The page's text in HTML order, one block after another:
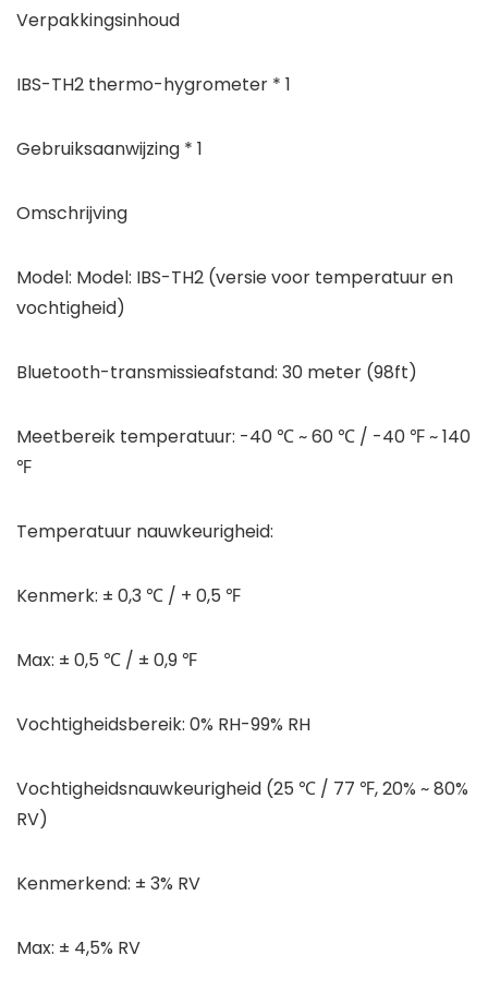
Verpakkingsinhoud
IBS-TH2 thermo-hygrometer * 1
Gebruiksaanwijzing * 1
Omschrijving
Model: Model: IBS-TH2 (versie voor temperatuur en
vochtigheid)
Bluetooth-transmissieafstand: 30 meter (98ft)
Meetbereik temperatuur: -40 ℃ ~ 60 ℃ / -40 ℉ ~ 140
℉
Temperatuur nauwkeurigheid:
Kenmerk: ± 0,3 ℃ / + 0,5 ℉
Max: ± 0,5 ℃ / ± 0,9 ℉
Vochtigheidsbereik: 0% RH-99% RH
Vochtigheidsnauwkeurigheid (25 ℃ / 77 ℉, 20% ~ 80%
RV)
Kenmerkend: ± 3% RV
Max: ± 4,5% RV